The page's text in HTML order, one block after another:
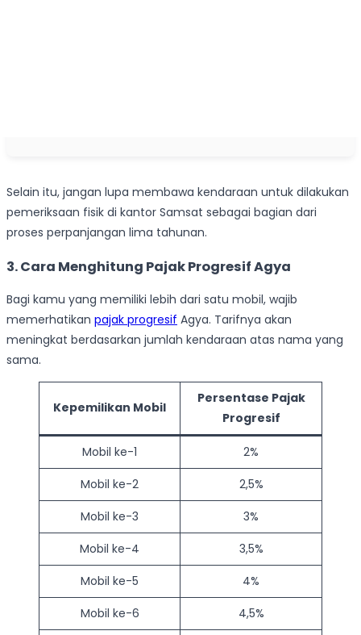
Selain itu, jangan lupa membawa kendaraan untuk dilakukan
pemeriksaan fisik di kantor Samsat sebagai bagian dari
proses perpanjangan lima tahunan.
3. Cara Menghitung Pajak Progresif Agya
Bagi kamu yang memiliki lebih dari satu mobil, wajib
memerhatikan pajak progresif Agya. Tarifnya akan
meningkat berdasarkan jumlah kendaraan atas nama yang
sama.
Kepemilikan Mobil
Persentase Pajak
Progresif
Mobil ke-1
2%
Mobil ke-2
2,5%
Mobil ke-3
3%
Mobil ke-4
3,5%
Mobil ke-5
4%
Mobil ke-6
4,5%